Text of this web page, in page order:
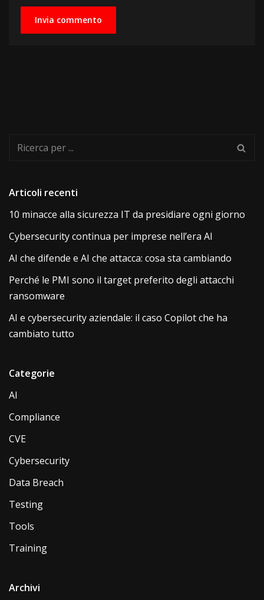
Articoli recenti
10 minacce alla sicurezza IT da presidiare ogni giorno
Cybersecurity continua per imprese nell’era AI
AI che difende e AI che attacca: cosa sta cambiando
Perché le PMI sono il target preferito degli attacchi
ransomware
AI e cybersecurity aziendale: il caso Copilot che ha
cambiato tutto
Categorie
AI
Compliance
CVE
Cybersecurity
Data Breach
Testing
Tools
Training
Archivi